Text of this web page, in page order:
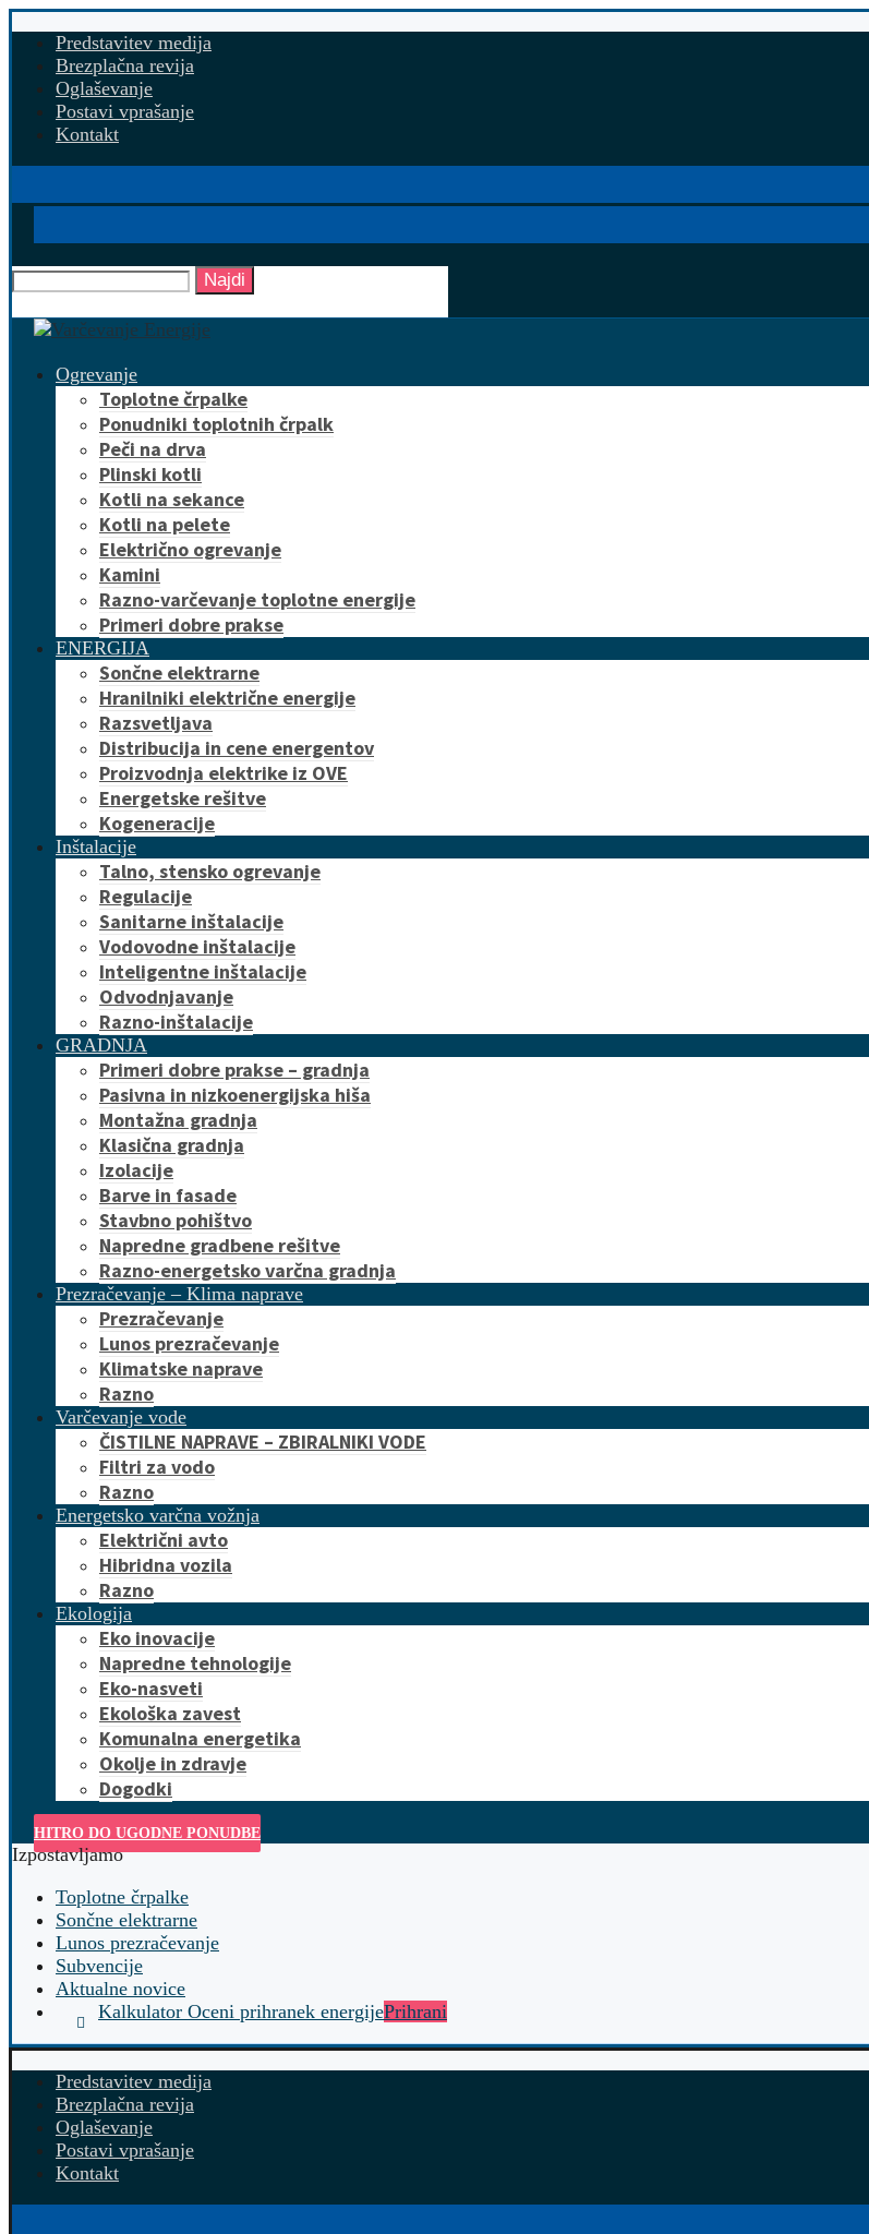
Predstavitev medija
Brezplačna revija
Oglaševanje
Postavi vprašanje
Kontakt
Najdi
Ogrevanje
Toplotne črpalke
Ponudniki toplotnih črpalk
Peči na drva
Plinski kotli
Kotli na sekance
Kotli na pelete
Električno ogrevanje
Kamini
Razno-varčevanje toplotne energije
Primeri dobre prakse
ENERGIJA
Sončne elektrarne
Hranilniki električne energije
Razsvetljava
Distribucija in cene energentov
Proizvodnja elektrike iz OVE
Energetske rešitve
Kogeneracije
Inštalacije
Talno, stensko ogrevanje
Regulacije
Sanitarne inštalacije
Vodovodne inštalacije
Inteligentne inštalacije
Odvodnjavanje
Razno-inštalacije
GRADNJA
Primeri dobre prakse – gradnja
Pasivna in nizkoenergijska hiša
Montažna gradnja
Klasična gradnja
Izolacije
Barve in fasade
Stavbno pohištvo
Napredne gradbene rešitve
Razno-energetsko varčna gradnja
Prezračevanje – Klima naprave
Prezračevanje
Lunos prezračevanje
Klimatske naprave
Razno
Varčevanje vode
ČISTILNE NAPRAVE – ZBIRALNIKI VODE
Filtri za vodo
Razno
Energetsko varčna vožnja
Električni avto
Hibridna vozila
Razno
Ekologija
Eko inovacije
Napredne tehnologije
Eko-nasveti
Ekološka zavest
Komunalna energetika
Okolje in zdravje
Dogodki
HITRO DO UGODNE PONUDBE
Izpostavljamo
Toplotne črpalke
Sončne elektrarne
Lunos prezračevanje
Subvencije
Aktualne novice
Kalkulator Oceni prihranek energijePrihrani
Predstavitev medija
Brezplačna revija
Oglaševanje
Postavi vprašanje
Kontakt